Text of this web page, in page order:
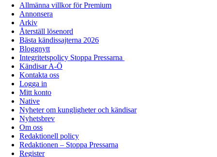
Allmänna villkor för Premium
Annonsera
Arkiv
Återställ lösenord
Bästa kändissajterna 2026
Bloggnytt
Integritetspolicy Stoppa Pressarna
Kändisar A-Ö
Kontakta oss
Logga in
Mitt konto
Native
Nyheter om kungligheter och kändisar
Nyhetsbrev
Om oss
Redaktionell policy
Redaktionen – Stoppa Pressarna
Register